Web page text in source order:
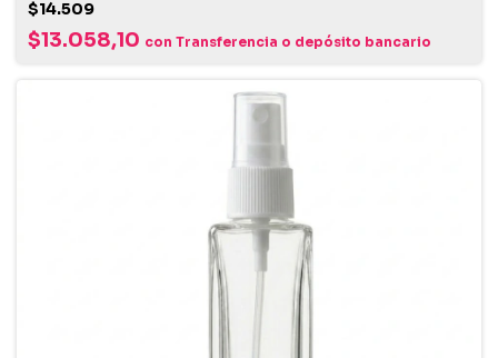
$14.509
$13.058,10 con Transferencia o depósito bancario